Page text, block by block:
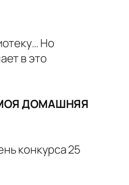
Но
в это
ДОМАШНЯЯ
конкурса 25